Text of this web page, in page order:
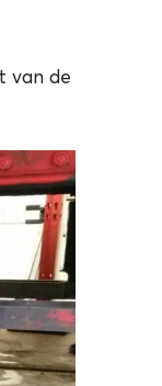
van de